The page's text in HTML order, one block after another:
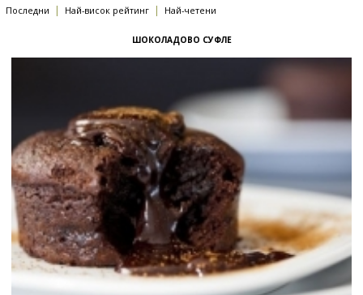
Последни | Най-висок рейтинг | Най-четени
ШОКОЛАДОВО СУФЛЕ